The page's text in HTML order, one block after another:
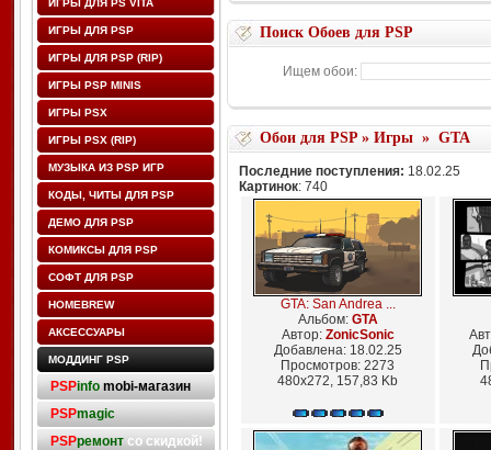
ИГРЫ ДЛЯ PS VITA
ИГРЫ ДЛЯ PSP
ИГРЫ ДЛЯ PSP (RIP)
ИГРЫ PSP MINIS
ИГРЫ PSX
ИГРЫ PSX (RIP)
МУЗЫКА ИЗ PSP ИГР
КОДЫ, ЧИТЫ ДЛЯ PSP
ДЕМО ДЛЯ PSP
КОМИКСЫ ДЛЯ PSP
СОФТ ДЛЯ PSP
HOMEBREW
АКСЕССУАРЫ
МОДДИНГ PSP
PSPinfo mobi-магазин
PSPmagic
PSPремонтсо скидкой!
Поиск Обоев для PSP
Ищем обои:
Обои для PSP» Игры» GTA
Последние поступления: 18.02.25
Картинок: 740
GTA: San Andrea ...
Альбом: GTA
Автор: ZonicSonic
Добавлена: 18.02.25
Просмотров: 2273
480x272, 157,83 Kb